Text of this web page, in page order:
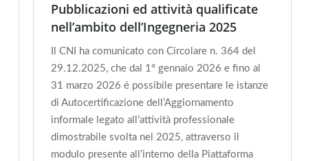
Pubblicazioni ed attività qualificate
nell’ambito dell’Ingegneria 2025
Il CNI ha comunicato con Circolare n. 364 del
29.12.2025, che dal 1° gennaio 2026 e fino al
31 marzo 2026 é possibile presentare le istanze
di Autocertificazione dell’Aggiornamento
informale legato all’attività professionale
dimostrabile svolta nel 2025, attraverso il
modulo presente all’interno della Piattaforma